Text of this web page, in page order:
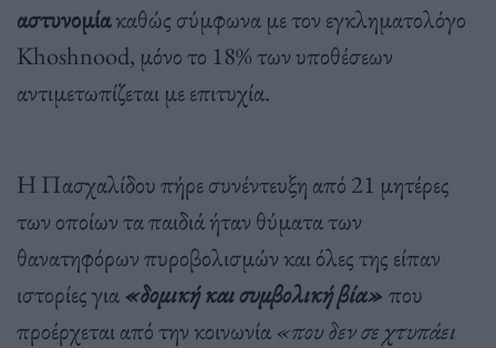
αστυνομίακαθώς σύμφωνα με τον εγκληματολόγο
Khoshnood, μόνο το 18% των υποθέσεων
αντιμετωπίζεται με επιτυχία.
Η Πασχαλίδου πήρε συνέντευξη από 21 μητέρες
των οποίων τα παιδιά ήταν θύματα των
θανατηφόρων πυροβολισμών και όλες της είπαν
ιστορίες για«δομική και συμβολική βία» που
προέρχεται από την κοινωνία«που δεν σε χτυπάει